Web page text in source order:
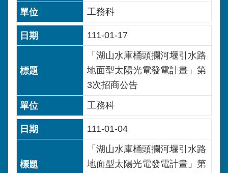
工務科
111-01-17
「湖山水庫桶頭攔河堰引水路
地面型太陽光電發電計畫」第
3次招商公告
工務科
111-01-04
「湖山水庫桶頭攔河堰引水路
地面型太陽光電發電計畫」第